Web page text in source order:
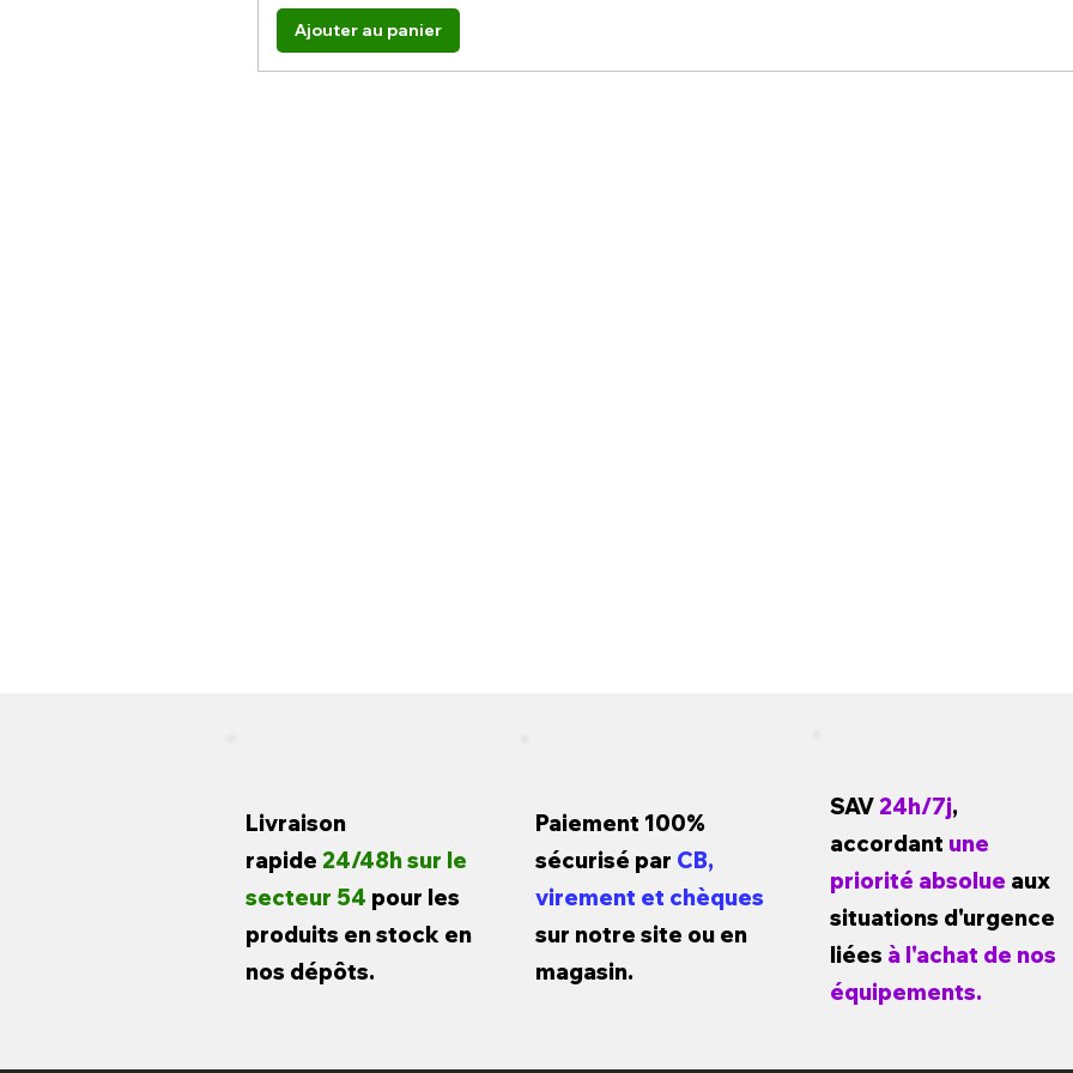
Ajouter au panier
Livraison
rapide 24/48h sur le
secteur 54 pour les
produits en stock en
nos dépôts.
Paiement 100%
sécurisé par CB,
virement et chèques
sur notre site ou en
magasin.
SAV 24h/7j,
accordant une
priorité absolue aux
situations d'urgence
liées à l'achat de nos
équipements.